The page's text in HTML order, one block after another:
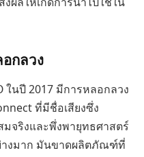
กลวง
นปี 2017 มีการหลอกลวง
ที่มีชื่อเสียงซึ่ง
จริงและพึ่งพายุทธศาสตร์
างมาก มันขาดผลิตภัณฑ์ที่